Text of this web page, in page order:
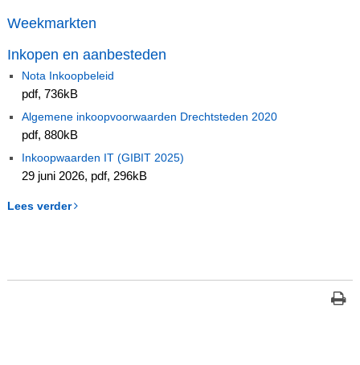
Weekmarkten
Inkopen en aanbesteden
Nota Inkoopbeleid
pdf, 736kB
Algemene inkoopvoorwaarden Drechtsteden 2020
pdf, 880kB
Inkoopwaarden IT (GIBIT 2025)
29 juni 2026, pdf, 296kB
Lees verder